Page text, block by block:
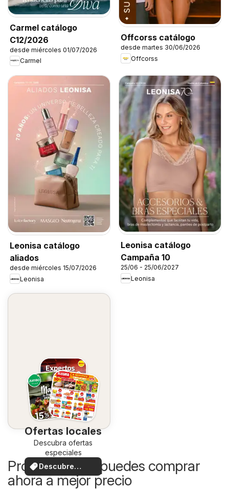
Carmel catálogo
C12/2026
desde miércoles 01/07/2026
Carmel
Offcorss catálogo
desde martes 30/06/2026
Offcorss
Leonisa catálogo
aliados
desde miércoles 15/07/2026
Leonisa
Leonisa catálogo
Campaña 10
25/06 - 25/06/2027
Leonisa
Ofertas locales
Descubra ofertas
especiales
Descubre
ofertas
Productos que puedes comprar
ahora a mejor precio